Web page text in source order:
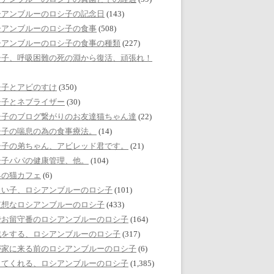
ンブルーのロシ子の記念日 (143)
ンブルーのロシ子の食事 (508)
ンブルーのロシ子の食事の種類 (227)
、呼吸困難の死の淵から復活、頑張れ！
とアビのすけ (350)
とネブライザー (30)
のブログ繋がりのお友達猫ちゃん達 (22)
の喘息の為の食事療法。
(14)
の弟ちゃん、アビレッド君です。
(21)
パパの健康管理、他。
(104)
猫カフェ (6)
子、ロシアンブルーのロシ子 (101)
なロシアンブルーのロシ子 (433)
留守番のロシアンブルーのロシ子 (164)
する、ロシアンブルーのロシ子 (317)
に来る前のロシアンブルーのロシ子 (6)
くれる、ロシアンブルーのロシ子 (1,385)